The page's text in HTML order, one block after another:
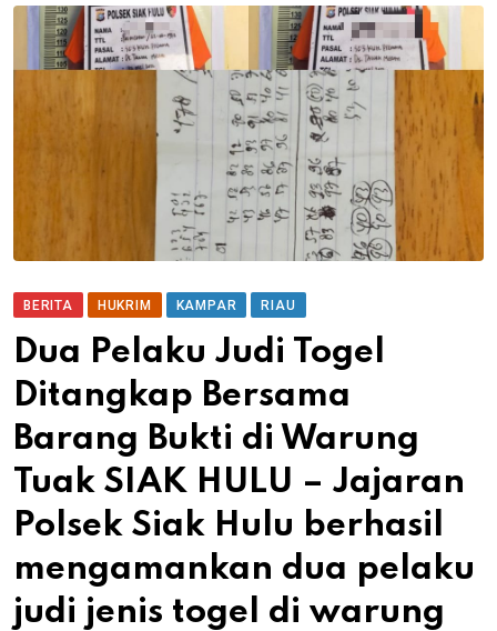
BERITA HUKRIM KAMPAR RIAU
Dua Pelaku Judi Togel
Ditangkap Bersama
Barang Bukti di Warung
Tuak SIAK HULU – Jajaran
Polsek Siak Hulu berhasil
mengamankan dua pelaku
judi jenis togel di warung